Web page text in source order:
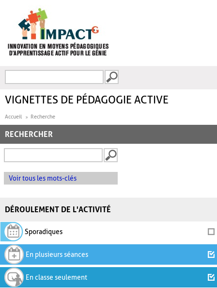
FORMULAIRE DE
VIGNETTES DE PÉDAGOGIE ACTIVE
Accueil Recherche
RECHERCHER
Voir tous les mots-clés
DÉROULEMENT DE L'ACTIVITÉ
Sporadiques
En plusieurs séances
En classe seulement